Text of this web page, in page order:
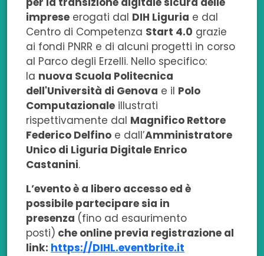
imprese erogati dal DIH Liguria e dal
Centro di Competenza Start 4.0 grazie
ai fondi PNRR e di alcuni progetti in corso
al Parco degli Erzelli. Nello specifico:
la nuova Scuola Politecnica
dell'Università di Genova e il Polo
Computazionale illustrati
rispettivamente dal Magnifico Rettore
Federico Delfino e dall’Amministratore
Unico di Liguria Digitale Enrico
Castanini.
L’evento è a libero accesso ed è
possibile partecipare sia in
presenza (fino ad esaurimento
posti) che online previa registrazione al
link: https://DIHL.eventbrite.it